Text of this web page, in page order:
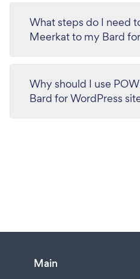
What steps do I need
Meerkat to my Bard
Why should I use
Bard for WordPress
Main